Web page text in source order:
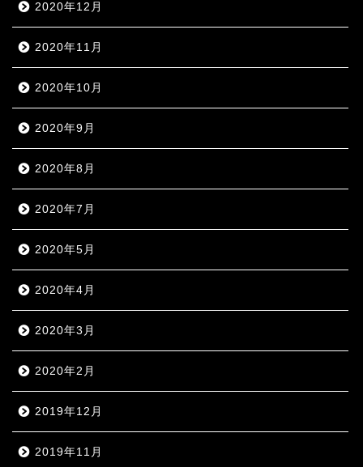
2020年12月
2020年11月
2020年10月
2020年9月
2020年8月
2020年7月
2020年5月
2020年4月
2020年3月
2020年2月
2019年12月
2019年11月